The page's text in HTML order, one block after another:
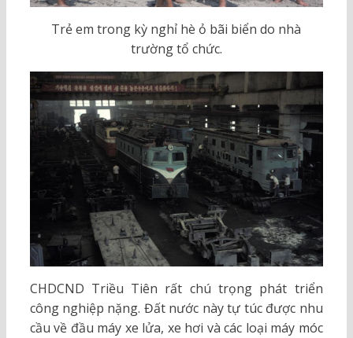
Trẻ em trong kỳ nghỉ hè ỏ bãi biển do nhà
trường tổ chức.
CHDCND Triều Tiên rất chú trọng phát triển
công nghiệp nặng. Đất nước này tự túc được nhu
cầu về đầu máy xe lửa, xe hơi và các loại máy móc